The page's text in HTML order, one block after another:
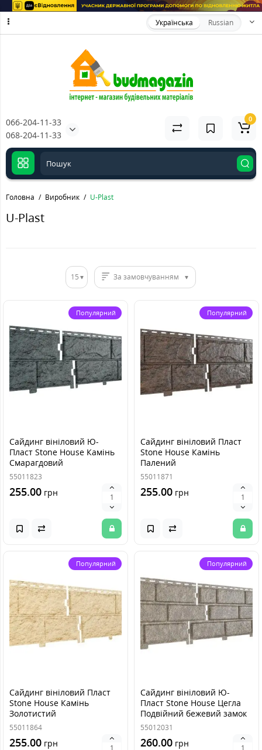
Українська Russian
066-204-11-33
068-204-11-33
0
Головна Виробник U-Plast
U-Plast
15 За замовчуванням
Популярний
Сайдинг вініловий Ю-
Пласт Stone House Камінь
Смарагдовий
55011823
255.00 грн
Популярний
Сайдинг вініловий Пласт
Stone House Камінь
Палений
55011871
255.00 грн
Популярний
Сайдинг вініловий Пласт
Stone House Камінь
Золотистий
55011864
255.00 грн
Популярний
Сайдинг вініловий Ю-
Пласт Stone House Цегла
Подвійний бежевий замок
55012031
260.00 грн